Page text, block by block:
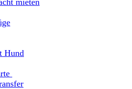
mieten
Hund